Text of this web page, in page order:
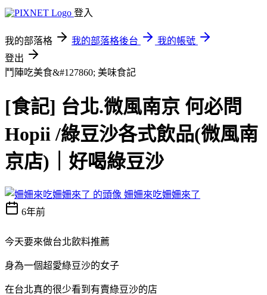
登入
我的部落格 我的部落格後台
我的帳號
登出
鬥陣吃美食&#127860; 美味食記
[食記] 台北.微風南京 何必問
Hopii /綠豆沙各式飲品(微風南
京店)｜好喝綠豆沙
姍姍來吃姍姍來了
6年前
今天要來做台北飲料推薦
身為一個超愛綠豆沙的女子
在台北真的很少看到有賣綠豆沙的店